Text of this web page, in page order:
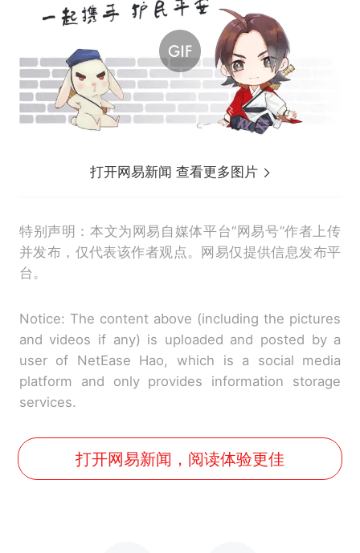
打开网易新闻 查看更多图片
特别声明：本文为网易自媒体平台“网易号”作者上传
并发布，仅代表该作者观点。网易仅提供信息发布平
台。
Notice: The content above (including the pictures
and videos if any) is uploaded and posted by a
user of NetEase Hao, which is a social media
platform and only provides information storage
services.
打开网易新闻，阅读体验更佳